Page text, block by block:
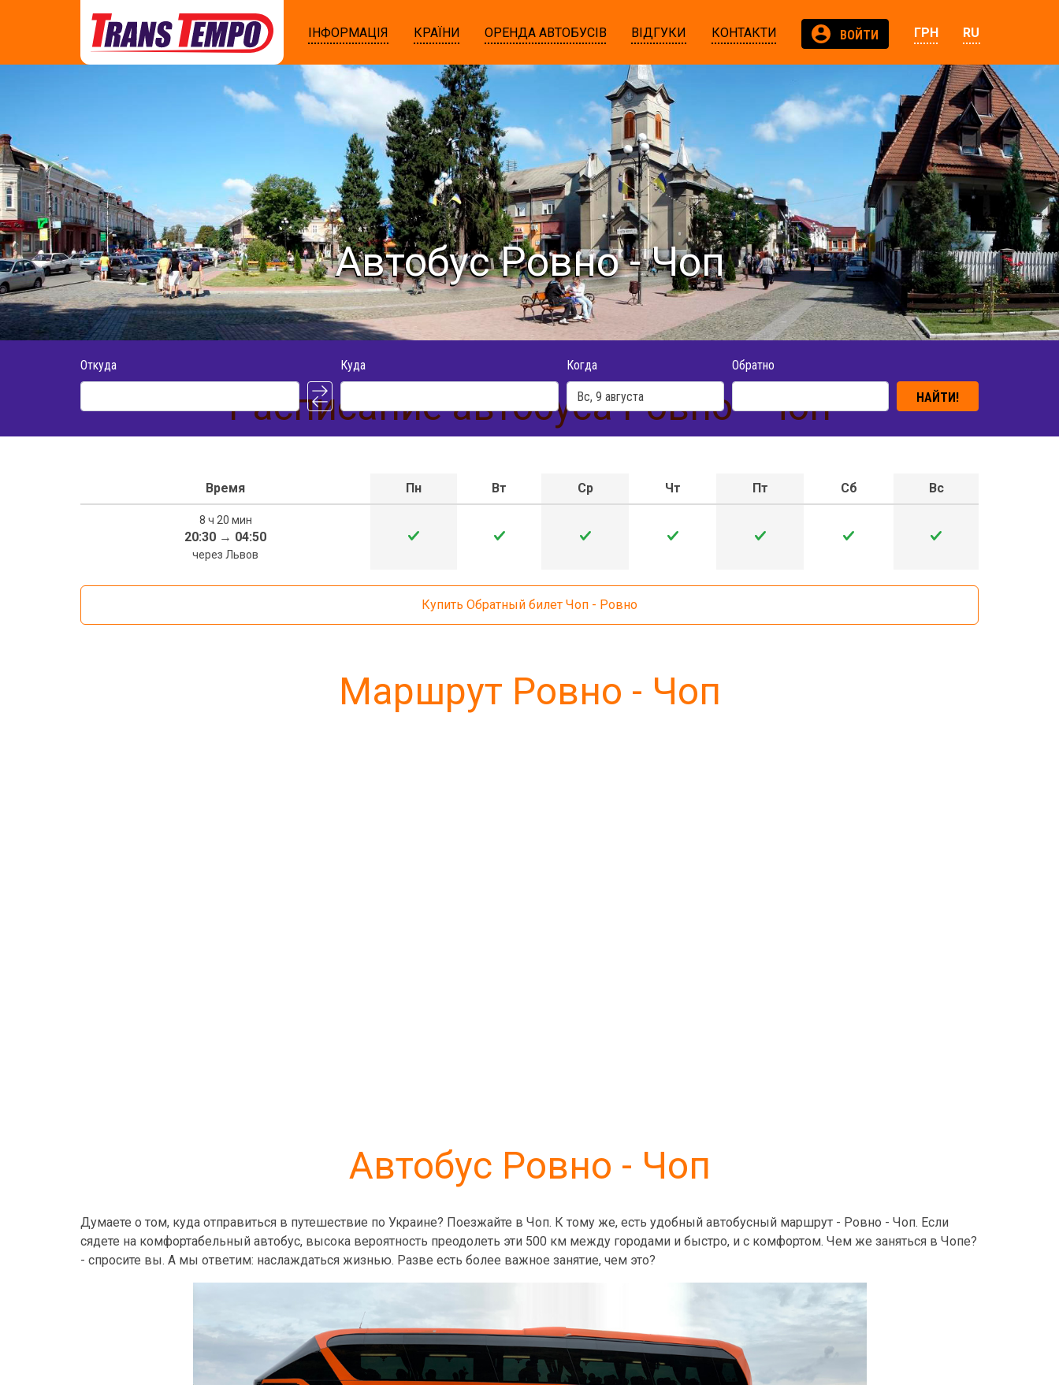
ІНФОРМАЦІЯ КРАЇНИ ОРЕНДА АВТОБУСІВ ВІДГУКИ КОНТАКТИ ВОЙТИ ГРН RU
Автобус Ровно - Чоп
Откуда Куда Когда Обратно
НАЙТИ!
Расписание автобуса Ровно - Чоп
Время Пн Вт Ср Чт Пт Сб Вс
8 ч 20 мин
20:30 → 04:50
через Львов
Купить Обратный билет Чоп - Ровно
Маршрут Ровно - Чоп
Автобус Ровно - Чоп
Думаете о том, куда отправиться в путешествие по Украине? Поезжайте в Чоп. К тому же, есть удобный автобусный маршрут - Ровно - Чоп. Если
сядете на комфортабельный автобус, высока вероятность преодолеть эти 500 км между городами и быстро, и с комфортом. Чем же заняться в Чопе?
- спросите вы. А мы ответим: наслаждаться жизнью. Разве есть более важное занятие, чем это?